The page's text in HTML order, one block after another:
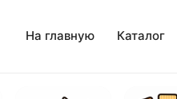
На главную Каталог